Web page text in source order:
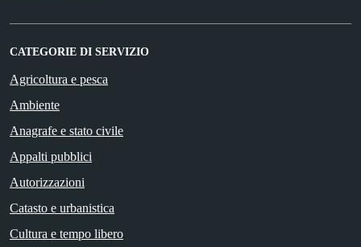
CATEGORIE DI SERVIZIO
Agricoltura e pesca
Ambiente
Anagrafe e stato civile
Appalti pubblici
Autorizzazioni
Catasto e urbanistica
Cultura e tempo libero